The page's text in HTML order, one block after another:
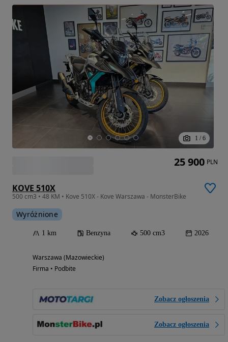
1 / 6
KOVE 510X
500 cm3 • 48 KM • Kove 510X - Kove Warszawa - MonsterBike
Wyróżnione
1 km Benzyna 500 cm3 2026
Warszawa (Mazowieckie)
Firma • Podbite
Zobacz ogłoszenia
Zobacz ogłoszenia
25 900 PLN